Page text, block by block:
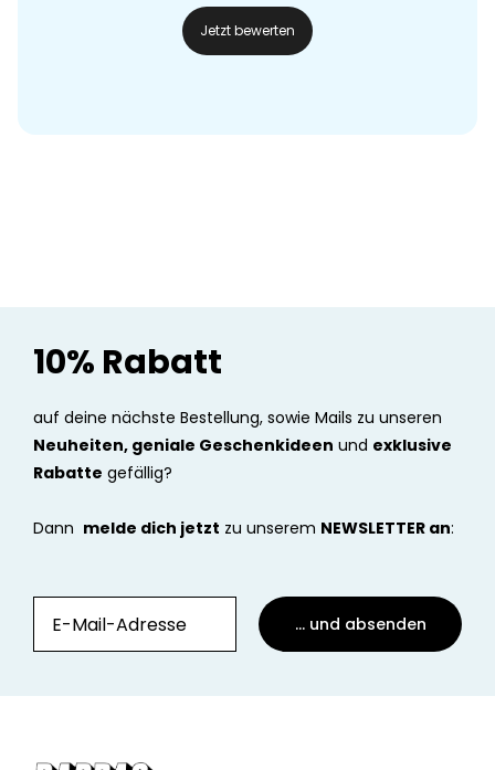
Jetzt bewerten
10% Rabatt
auf deine nächste Bestellung, sowie Mails zu unseren
Neuheiten, geniale Geschenkideen und exklusive
Rabatte gefällig?
Dann melde dich jetzt zu unserem NEWSLETTER an:
... und absenden